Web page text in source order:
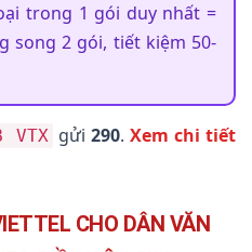
trong 1 gói duy nhất =
song 2 gói, tiết kiệm 50-
VTX gửi 290. Xem chi tiết
CHO DÂN VĂN